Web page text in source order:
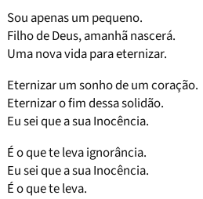
Sou apenas um pequeno.
Filho de Deus, amanhã nascerá.
Uma nova vida para eternizar.
Eternizar um sonho de um coração.
Eternizar o fim dessa solidão.
Eu sei que a sua Inocência.
É o que te leva ignorância.
Eu sei que a sua Inocência.
É o que te leva.